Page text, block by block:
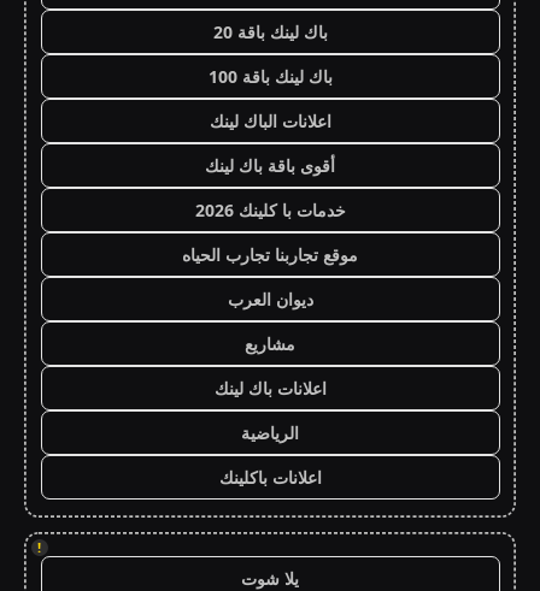
باك لينك باقة 20
باك لينك باقة 100
اعلانات الباك لينك
أقوى باقة باك لينك
خدمات با كلينك 2026
موقع تجاربنا تجارب الحياه
ديوان العرب
مشاريع
اعلانات باك لينك
الرياضية
اعلانات باكلينك
!
يلا شوت